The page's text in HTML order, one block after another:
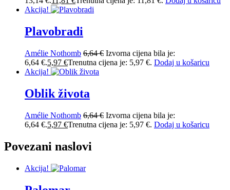
Akcija!
Plavobradi
Amélie Nothomb 6,64€ Izvorna cijena bila je:
6,64 €.5,97 €Trenutna cijena je: 5,97 €. Dodaj u košaricu
Akcija!
Oblik života
Amélie Nothomb 6,64€ Izvorna cijena bila je:
6,64 €.5,97 €Trenutna cijena je: 5,97 €. Dodaj u košaricu
Povezani naslovi
Akcija!